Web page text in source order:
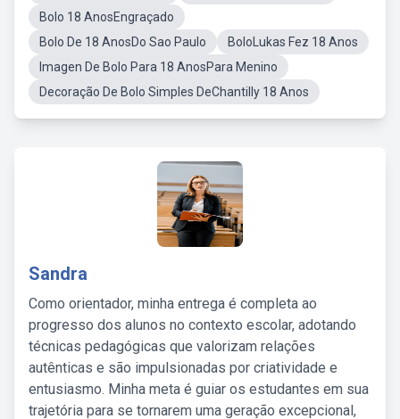
Bolo 18 AnosEngraçado
Bolo De 18 AnosDo Sao Paulo
BoloLukas Fez 18 Anos
Imagen De Bolo Para 18 AnosPara Menino
Decoração De Bolo Simples DeChantilly 18 Anos
Sandra
Como orientador, minha entrega é completa ao
progresso dos alunos no contexto escolar, adotando
técnicas pedagógicas que valorizam relações
autênticas e são impulsionadas por criatividade e
entusiasmo. Minha meta é guiar os estudantes em sua
trajetória para se tornarem uma geração excepcional,